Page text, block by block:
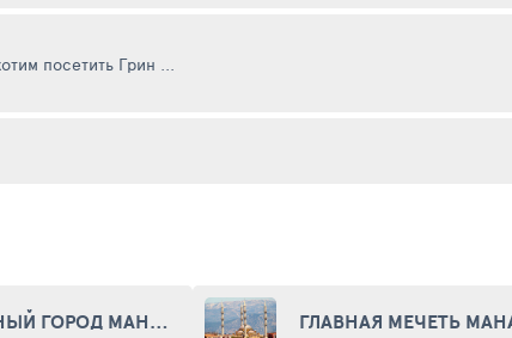
посетить Грин ...
КУРОРТНЫЙ ГОРОД МАНАВГАТ (MANAVGAT)